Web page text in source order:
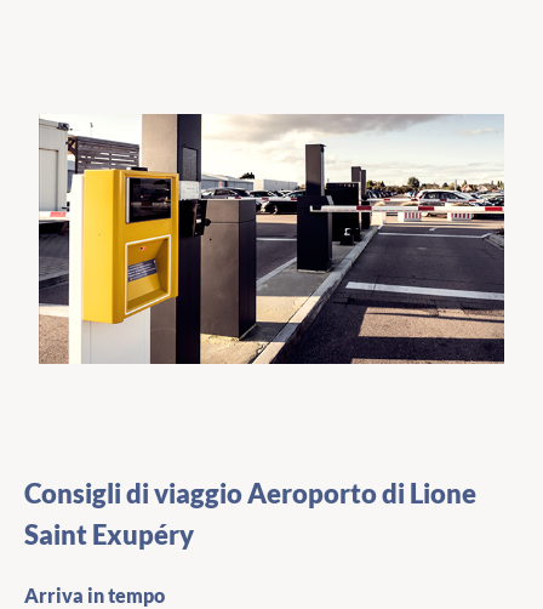
Consigli di viaggio Aeroporto di Lione
Saint Exupéry
Arriva in tempo